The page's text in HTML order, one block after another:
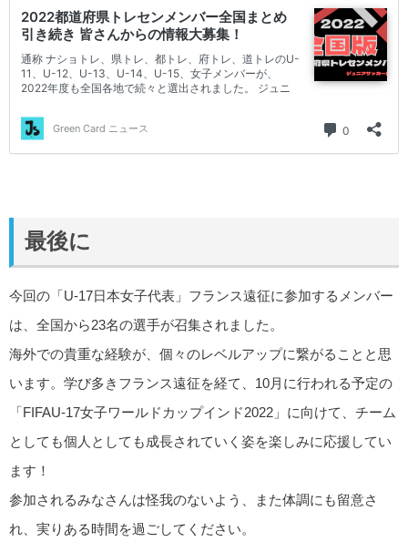
最後に
今回の「U-17日本女子代表」フランス遠征に参加するメンバー
は、全国から23名の選手が召集されました。
海外での貴重な経験が、個々のレベルアップに繋がることと思
います。学び多きフランス遠征を経て、10月に行われる予定の
「FIFAU-17女子ワールドカップインド2022」に向けて、チーム
としても個人としても成長されていく姿を楽しみに応援してい
ます！
参加されるみなさんは怪我のないよう、また体調にも留意さ
れ、実りある時間を過ごしてください。